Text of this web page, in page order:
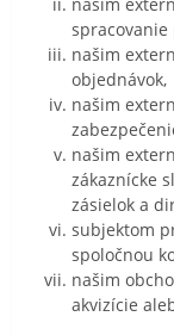
spracovanie
našim
objednávok,
našim
našim
zákaznícke
zásielok a
subjektom
spoločnou
našim
akvizície